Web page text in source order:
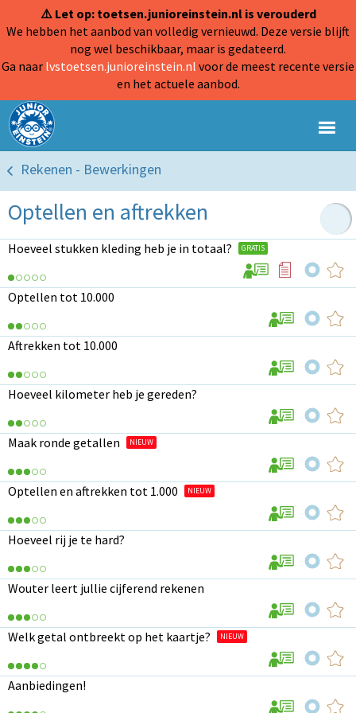
⚠️ Let op: toetsen.junioreinstein.nl is verouderd
We hebben het aanbod van volledig vernieuwd. Deze versie blijft
nog wel beschikbaar, maar is gedateerd.
Ga naar lvstoetsen.junioreinstein.nl voor de meest recente versie
en het actuele aanbod.
Rekenen - Bewerkingen
Optellen en aftrekken
Hoeveel stukken kleding heb je in totaal? GRATIS
Optellen tot 10.000
Aftrekken tot 10.000
Hoeveel kilometer heb je gereden?
Maak ronde getallen NIEUW
Optellen en aftrekken tot 1.000 NIEUW
Hoeveel rij je te hard?
Wouter leert jullie cijferend rekenen
Welk getal ontbreekt op het kaartje? NIEUW
Aanbiedingen!